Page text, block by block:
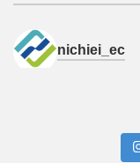
nichiei_ec